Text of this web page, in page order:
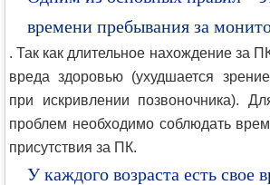
времени пребывания за
. Так как длительное нахождение за
вреда здоровью (ухудшается
при искривлении позвоночника).
проблем необходимо соблюдать
присутствия за ПК.
У каждого возраста есть свое